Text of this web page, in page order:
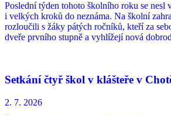
Poslední týden tohoto školního roku se nesl
i velkých kroků do neznáma. Na školní
rozloučili s žáky pátých ročníků, kteří za
dveře prvního stupně a vyhlížejí nová
Setkání čtyř škol v klášteře v
2. 7. 2026